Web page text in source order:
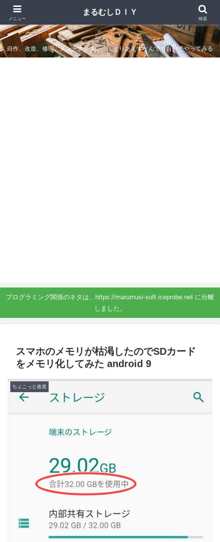
まるむしＤＩＹ
自作、改造、修理、メンテナンス．．．とりあえずなんでも自分でやってみる
プログラミング関係のネタは、https://marumusi-soft.iceprobe.net に分離
しました。
スマホのメモリが枯渇したのでSDカード
をメモリ化してみた android 9
ちょこっと改造
メニュー
まるむしＤＩＹ
検索